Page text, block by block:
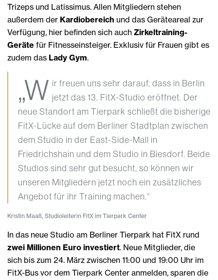
Trizeps und Latissimus. Allen Mitgliedern stehen
außerdem der Kardiobereich und das Geräteareal zur
Verfügung, hier befinden sich auch Zirkeltraining-
Geräte für Fitnesseinsteiger. Exklusiv für Frauen gibt es
zudem das Lady Gym.
„W ir freuen uns sehr darauf, dass in Berlin
jetzt das 13. FitX-Studio eröffnet. Der
neue Standort am Tierpark schließt die bisherige
FitX-Lücke auf dem Berliner Stadtplan zwischen
dem Studio in der East-Side-Mall in
Friedrichshain und dem Studio in Biesdorf. Beide
Studios sind sehr gut besucht, so können wir
unseren Mitgliedern jetzt noch ein zusätzliches
Angebot für ihr Training machen.“
Kristin Maaß, Studioleiterin FitX im Tierpark Center
In das neue Studio am Berliner Tierpark hat FitX rund
zwei Millionen Euro investiert. Neue Mitglieder, die
sich bis zum 24. März zwischen 11:00 und 19:00 Uhr im
FitX-Bus vor dem Tierpark Center anmelden, sparen die